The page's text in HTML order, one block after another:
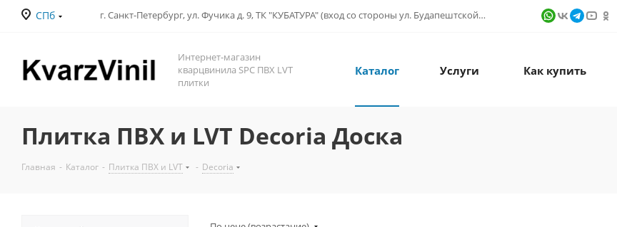
СПб г. Санкт-Петербург, ул. Фучика д. 9, ТК "КУБАТУРА" (вход со стороны ул. Будапештской) № 1в.541
Интернет-магазин
кварцвинила SPC ПВХ LVT
плитки
Каталог Услуги Как купить
Плитка ПВХ и LVT Decoria Доска
Главная - Каталог - Плитка ПВХ и LVT - Decoria